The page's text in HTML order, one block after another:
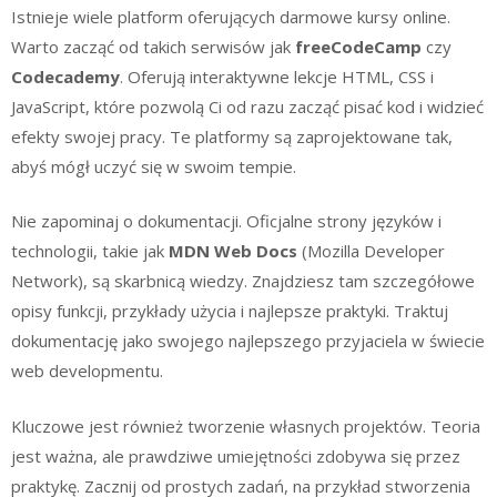
Istnieje wiele platform oferujących darmowe kursy online.
Warto zacząć od takich serwisów jak freeCodeCamp czy
Codecademy. Oferują interaktywne lekcje HTML, CSS i
JavaScript, które pozwolą Ci od razu zacząć pisać kod i widzieć
efekty swojej pracy. Te platformy są zaprojektowane tak,
abyś mógł uczyć się w swoim tempie.
Nie zapominaj o dokumentacji. Oficjalne strony języków i
technologii, takie jak MDN Web Docs (Mozilla Developer
Network), są skarbnicą wiedzy. Znajdziesz tam szczegółowe
opisy funkcji, przykłady użycia i najlepsze praktyki. Traktuj
dokumentację jako swojego najlepszego przyjaciela w świecie
web developmentu.
Kluczowe jest również tworzenie własnych projektów. Teoria
jest ważna, ale prawdziwe umiejętności zdobywa się przez
praktykę. Zacznij od prostych zadań, na przykład stworzenia